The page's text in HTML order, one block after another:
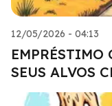
12/05/2026 - 04:13
EMPRÉSTIMO
SEUS ALVOS